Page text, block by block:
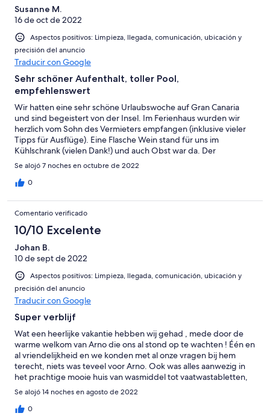
Susanne M.
16 de oct de 2022
Aspectos positivos: Limpieza, llegada, comunicación, ubicación y
precisión del anuncio
Traducir con Google
Sehr schöner Aufenthalt, toller Pool,
empfehlenswert
Wir hatten eine sehr schöne Urlaubswoche auf Gran Canaria
und sind begeistert von der Insel. Im Ferienhaus wurden wir
herzlich vom Sohn des Vermieters empfangen (inklusive vieler
Tipps für Ausflüge). Eine Flasche Wein stand für uns im
Kühlschrank (vielen Dank!) und auch Obst war da. Der
Außenbereich machte sofort einen sehr guten Eindruck auf uns.
Wir haben die Zeit am und im Pool ausgiebig genossen und
auch die Sitzecke war perfekt (und sonnengeschützt) zum
aber es gibt alles, was man braucht sowohl in der Küche und
auch sonst (Waschmaschine u.a.). Die Klimaanlage in einem der
Schlafzimmer war sehr angenehm, wir kamen aber auch in den
anderen Räumen gut zurecht mit lüften und den Ventilatoren.
Das Haus liegt nicht abgeschieden, aber in einer sehr ruhigen
Lage. Wir haben uns zu keiner Zeit von Autos, Nachbarn oder
ähnlichem gestört gefühlt. Insgesamt würden wir die Lage als
sehr gut bezeichnen für Strand, Einkauf und Ausflüge. Letztere
sollte man unbedingt zahlreich unternehmen! Wir waren
überrascht, wie grün die Inselmitte ist, wie imposant die Berge
sind. Die Insel hat es uns wirklich angetan. Wir möchten uns
herzlich bei den Gastgebern bedanken, dass wir die Unterkunft
nutzen durften. André war sehr freundlich und wir hatten das
Gefühl, dass wir uns jederzeit bei ihm hätten melden können bei
Fragen oder Problemen. Aber die gab es nicht - vielen Dank!
Se alojó 7 noches en octubre de 2022
0
Comentario verificado
10/10 Excelente
Johan B.
10 de sept de 2022
Aspectos positivos: Limpieza, llegada, comunicación, ubicación y
precisión del anuncio
Traducir con Google
Super verblijf
Wat een heerlijke vakantie hebben wij gehad , mede door de
warme welkom van Arno die ons al stond op te wachten ! Één en
al vriendelijkheid en we konden met al onze vragen bij hem
terecht, niets was teveel voor Arno. Ook was alles aanwezig in
het prachtige mooie huis van wasmiddel tot vaatwastabletten,
koffie , thee, en zelfs een heerlijke fles wijn in de koelkast stond
klaar . Al met al is dit zeker de moeite waard om weer terug te
komen , wat we ook zeker van plan zijn . Arno bedankt voor jou
Se alojó 14 noches en agosto de 2022
0